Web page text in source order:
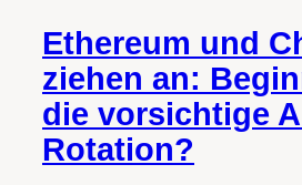
Ethereum und
ziehen an:
die vorsichtige
Rotation?